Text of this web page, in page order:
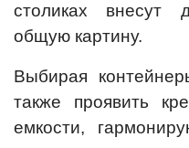
столиках внесут
общую картину.
Выбирая
также проявить
емкости,